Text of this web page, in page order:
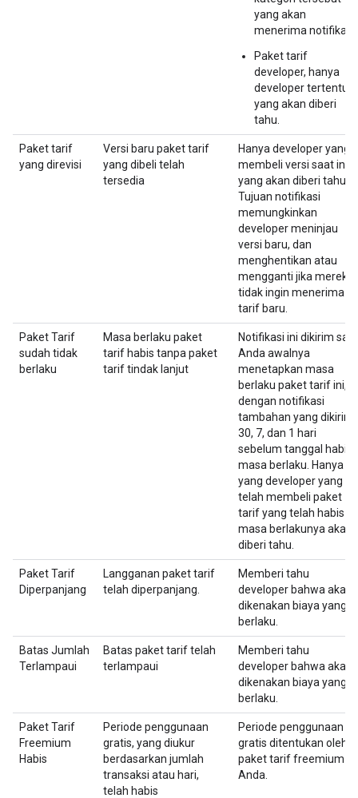
yang akan
menerima notifikasi.
Paket tarif
developer, hanya
developer tertentu
yang akan diberi
tahu.
Paket tarif
yang direvisi
Versi baru paket tarif
yang dibeli telah
tersedia
Hanya developer yang
membeli versi saat ini
yang akan diberi tahu.
Tujuan notifikasi
memungkinkan
developer meninjau
versi baru, dan
menghentikan atau
mengganti jika mereka
tidak ingin menerima
tarif baru.
Paket Tarif
sudah tidak
berlaku
Masa berlaku paket
tarif habis tanpa paket
tarif tindak lanjut
Notifikasi ini dikirim saat
Anda awalnya
menetapkan masa
berlaku paket tarif ini,
dengan notifikasi
tambahan yang dikirim
30, 7, dan 1 hari
sebelum tanggal habis
masa berlaku. Hanya
yang developer yang
telah membeli paket
tarif yang telah habis
masa berlakunya akan
diberi tahu.
Paket Tarif
Diperpanjang
Langganan paket tarif
telah diperpanjang.
Memberi tahu
developer bahwa akan
dikenakan biaya yang
berlaku.
Batas Jumlah
Terlampaui
Batas paket tarif telah
terlampaui
Memberi tahu
developer bahwa akan
dikenakan biaya yang
berlaku.
Paket Tarif
Freemium
Habis
Periode penggunaan
gratis, yang diukur
berdasarkan jumlah
transaksi atau hari,
telah habis
Periode penggunaan
gratis ditentukan oleh
paket tarif freemium
Anda.